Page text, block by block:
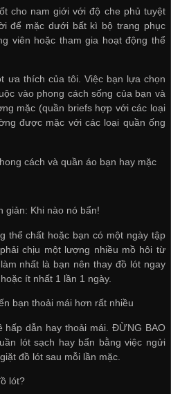
cho nam giới với độ che phủ tuyệt
để mặc dưới bất kì bộ trang phục
viên hoặc tham gia hoạt động thể
ưa thích của tôi. Việc bạn lựa chọn
vào phong cách sống của bạn và
mặc (quần briefs hợp với các loại
được mặc với các loại quần ống
cách và quần áo bạn hay mặc
giản: Khi nào nó bẩn!
thể chất hoặc bạn có một ngày tập
chịu một lượng nhiều mồ hôi từ
nhất là bạn nên thay đồ lót ngay
ít nhất 1 lần 1 ngày.
bạn thoải mái hơn rất nhiều
hấp dẫn hay thoải mái. ĐỪNG BAO
lót sạch hay bẩn bằng việc ngửi
đồ lót sau mỗi lần mặc.
lót?